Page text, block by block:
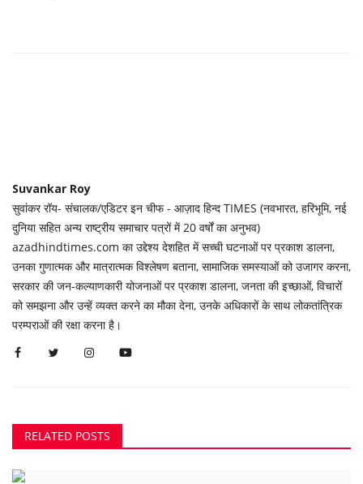
Suvankar Roy
सुवांकर रॉय- संचालक/एडिटर इन चीफ - आज़ाद हिन्द TIMES (नवभारत, हरिभूमि, नई
दुनिया सहित अन्य राष्ट्रीय समाचार पत्रों में 20 वर्षों का अनुभव)
azadhindtimes.com का उद्देश्य देशहित में सच्ची घटनाओं पर प्रकाश डालना,
उनका गुणात्मक और मात्रात्मक विश्लेषण बताना, सामाजिक समस्याओं को उजागर करना,
सरकार की जन-कल्याणकारी योजनाओं पर प्रकाश डालना, जनता की इच्छाओं, विचारों
को समझना और उन्हें व्यक्त करने का मौका देना, उनके अधिकारों के साथ लोकतांत्रिक
परम्पराओं की रक्षा करना है।
RELATED POSTS